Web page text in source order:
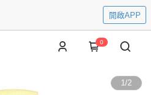
開啟APP
0
1/2